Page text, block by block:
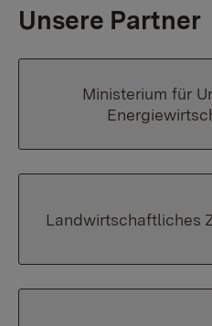
Unsere Partner
Ministerium für
Landwirtschaftliches